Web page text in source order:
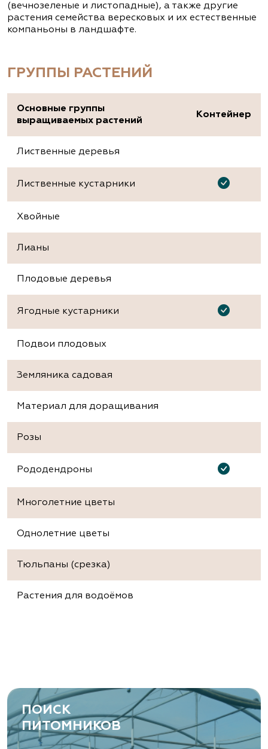
(вечнозеленые и листопадные), а также другие
растения семейства вересковых и их естественные
компаньоны в ландшафте.
ГРУППЫ РАСТЕНИЙ
Основные группы
выращиваемых растений
Контейнер
Лиственные деревья
Лиственные кустарники
Хвойные
Лианы
Плодовые деревья
Ягодные кустарники
Подвои плодовых
Земляника садовая
Материал для доращивания
Розы
Рододендроны
Многолетние цветы
Однолетние цветы
Тюльпаны (срезка)
Растения для водоёмов
ПОИСК
ПИТОМНИКОВ